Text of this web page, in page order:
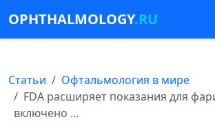
OPHTHALMOLOGY.RU
Статьи
Офтальмология в мире
FDA расширяет показания для
включено …